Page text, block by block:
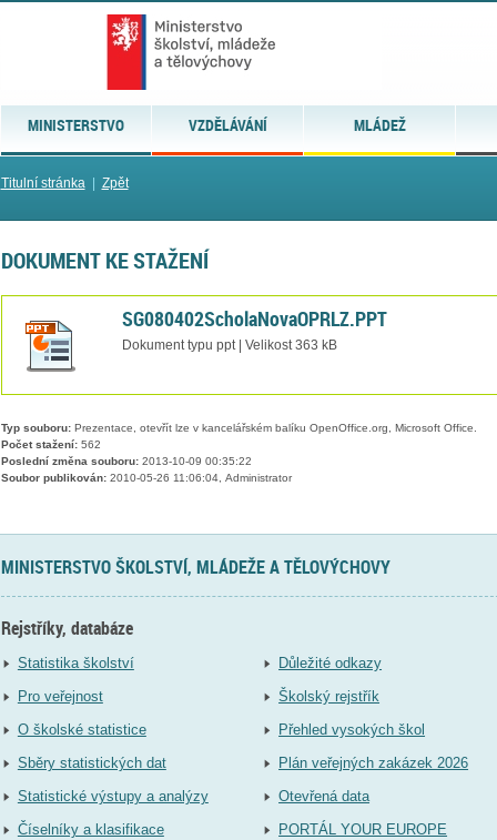
MINISTERSTVO VZDĚLÁVÁNÍ MLÁDEŽ
Titulní stránka| Zpět
DOKUMENT KE STAŽENÍ
SG080402ScholaNovaOPRLZ.PPT
Dokument typu ppt | Velikost 363 kB
Typ souboru:Prezentace, otevřít lze v kancelářském balíku OpenOffice.org, Microsoft Office.
Počet stažení:562
Poslední změna souboru:2013-10-09 00:35:22
Soubor publikován:2010-05-26 11:06:04, Administrator
MINISTERSTVO ŠKOLSTVÍ, MLÁDEŽE A TĚLOVÝCHOVY
Rejstříky, databáze
Statistika školství
Pro veřejnost
O školské statistice
Sběry statistických dat
Statistické výstupy a analýzy
Číselníky a klasifikace
Důležité odkazy
Školský rejstřík
Přehled vysokých škol
Plán veřejných zakázek 2026
Otevřená data
PORTÁL YOUR EUROPE